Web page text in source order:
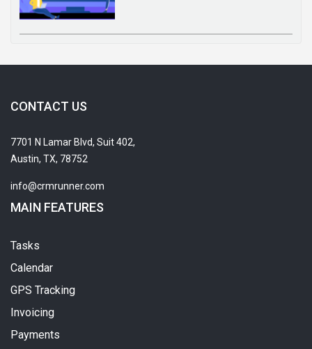
CONTACT US
7701 N Lamar Blvd, Suit 402,
Austin, TX, 78752
info@crmrunner.com
MAIN FEATURES
Tasks
Calendar
GPS Tracking
Invoicing
Payments